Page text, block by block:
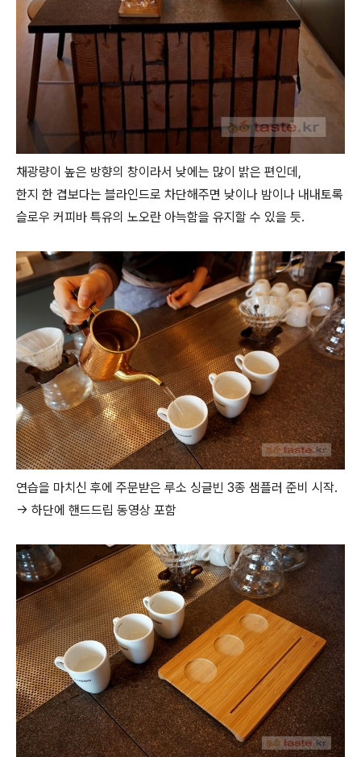
채광량이 높은 방향의 창이라서 낮에는 많이 밝은 편인데,
한지 한 겹보다는 블라인드로 차단해주면 낮이나 밤이나 내내토록
슬로우 커피바 특유의 노오란 아늑함을 유지할 수 있을 듯.
연습을 마치신 후에 주문받은 루소 싱글빈 3종 샘플러 준비 시작.
→ 하단에 핸드드립 동영상 포함